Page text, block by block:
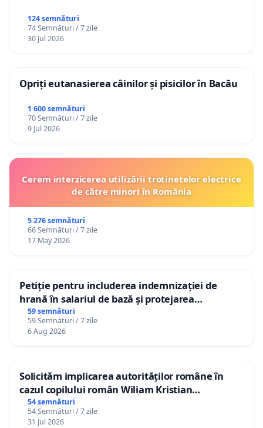
124 semnături
74 Semnături / 7 zile
30 Jul 2026
Opriți eutanasierea câinilor și pisicilor în Bacău
1 600 semnături
70 Semnături / 7 zile
9 Jul 2026
Cerem interzicerea utilizării trotinetelor electrice
de către minori în România
5 276 semnături
66 Semnături / 7 zile
17 May 2026
Petiție pentru includerea indemnizației de
hrană în salariul de bază și protejarea
gradațiilor de vechime pentru asistenții
personali
59 semnături
59 Semnături / 7 zile
6 Aug 2026
Solicităm implicarea autorităților române în
cazul copilului român Wiliam Kristian
Gheorghe, aflat în plasament în Danemarca de
12 ani
54 semnături
54 Semnături / 7 zile
31 Jul 2026